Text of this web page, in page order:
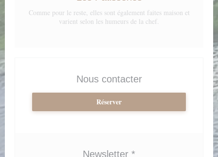
Comme pour le reste, elles sont également faites maison et
varient selon les humeurs de la chef.
Nous contacter
Réserver
Newsletter *